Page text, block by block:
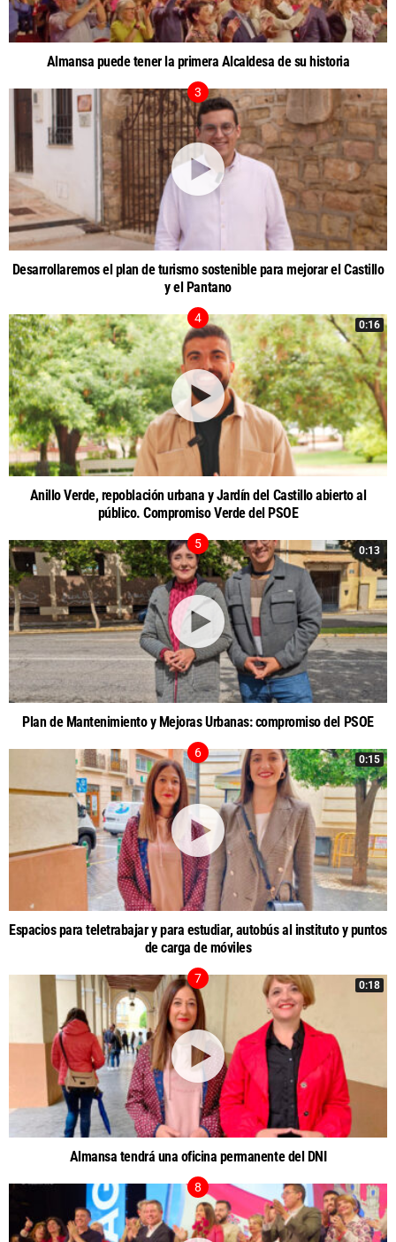
Almansa puede tener la primera Alcaldesa de su historia
Desarrollaremos el plan de turismo sostenible para mejorar el Castillo
y el Pantano
0:16
Anillo Verde, repoblación urbana y Jardín del Castillo abierto al
público. Compromiso Verde del PSOE
0:13
Plan de Mantenimiento y Mejoras Urbanas: compromiso del PSOE
0:15
Espacios para teletrabajar y para estudiar, autobús al instituto y puntos
de carga de móviles
0:18
Almansa tendrá una oficina permanente del DNI